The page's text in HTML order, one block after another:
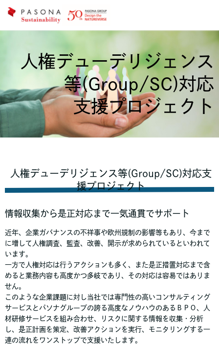
人権デューデリジェンス
等(Group/SC)対応
支援プロジェクト
人権デューデリジェンス等(Group/SC)対応支
援プロジェクト
情報収集から是正対応まで一気通貫でサポート
近年、企業ガバナンスの不祥事や欧州規制の影響等もあり、今まで
に増して人権調査、監査、改善、開示が求められているといわれて
います。
一方で人権対応は行うアクションも多く、また是正措置対応まで含
めると業務内容も高度かつ多岐であり、その対応は容易ではありま
せん。
このような企業課題に対し当社では専門性の高いコンサルティング
サービスとパソナグループの誇る高度なノウハウのあるＢＰＯ、人
材研修サービスを組み合わせ、リスクに関する情報を収集・分析
し、是正計画を策定、改善アクションを実行、モニタリングする一
連の流れをワンストップで支援いたします。